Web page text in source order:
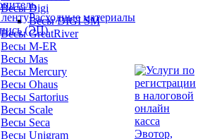
Весы Digi
Весы DIGI SM
Весы GreatRiver
Весы M-ER
Весы Mas
Весы Mercury
Весы Ohaus
Весы Sartorius
Весы Scale
Весы Seca
Весы Unigram
Расходные материалы
(ЭП)